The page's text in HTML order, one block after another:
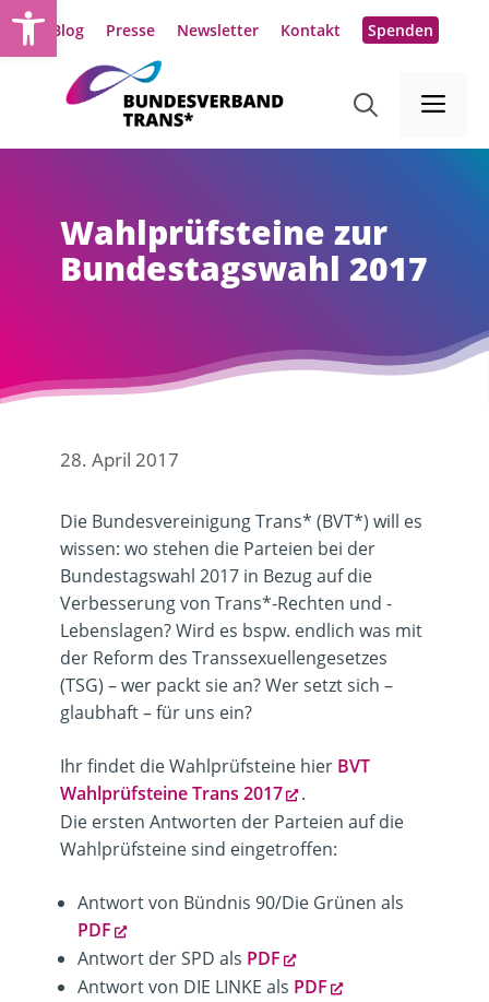
Zum
Inhalt
Blog Presse Newsletter Kontakt Spenden
Wahlprüfsteine zur
Bundestagswahl 2017
28. April 2017
Die Bundesvereinigung Trans* (BVT*) will es
wissen: wo stehen die Parteien bei der
Bundestagswahl 2017 in Bezug auf die
Verbesserung von Trans*-Rechten und -
Lebenslagen? Wird es bspw. endlich was mit
der Reform des Transsexuellengesetzes
(TSG) – wer packt sie an? Wer setzt sich –
glaubhaft – für uns ein?
Ihr findet die Wahlprüfsteine hier BVT
Wahlprüfsteine Trans 2017
.
Die ersten Antworten der Parteien auf die
Wahlprüfsteine sind eingetroffen:
Antwort von Bündnis 90/Die Grünen als
PDF
Antwort der SPD als PDF
Antwort von DIE LINKE als PDF